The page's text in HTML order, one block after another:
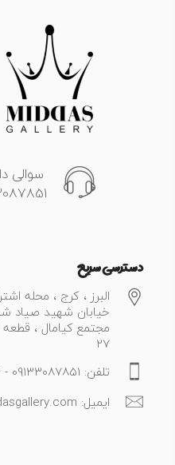
سوالی
دسترسی سریع
البرز ، کرج ، محله
خیابان شهید صیاد
27
تلفن: 09133087851 - 02634231824
ایمیل: info@middasgallery.com